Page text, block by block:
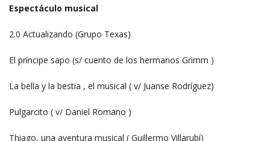
Espectáculo musical
2.0 Actualizando (Grupo Texas)
El príncipe sapo (s/ cuento de los hermanos Grimm )
La bella y la bestia , el musical ( v/ Juanse Rodríguez)
Pulgarcito ( v/ Daniel Romano )
Thiago, una aventura musical ( Guillermo Villarubí)